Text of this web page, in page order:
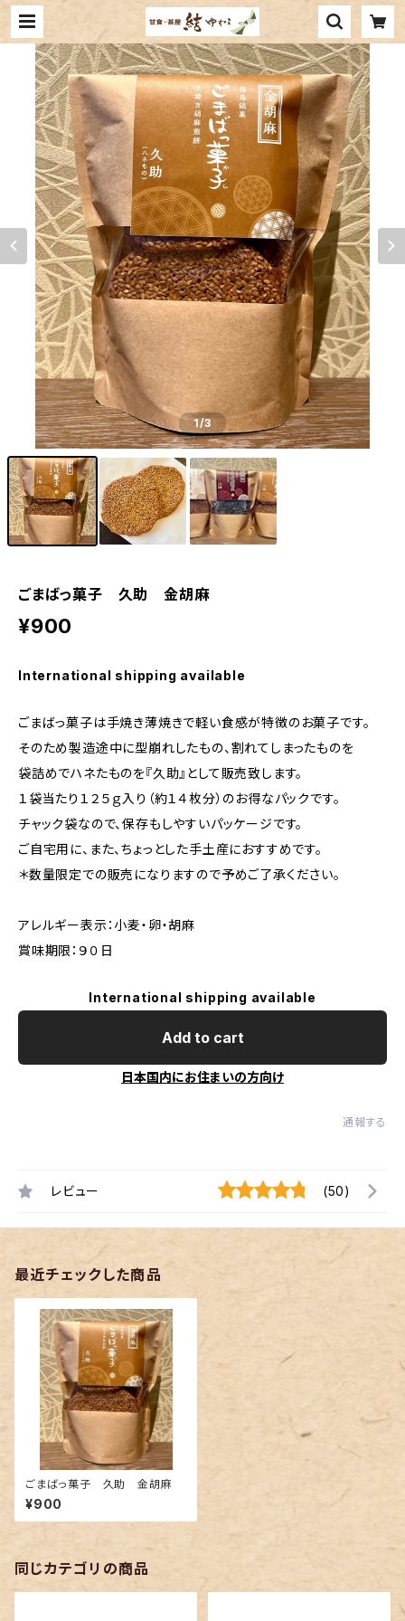
1/3
ごまばっ菓子 久助 金胡麻
¥900
International shipping available
ごまばっ菓子は手焼き薄焼きで軽い食感が特徴のお菓子です。
そのため製造途中に型崩れしたもの、割れてしまったものを
袋詰めでハネたものを『久助』として販売致します。
１袋当たり１２５ｇ入り（約１４枚分）のお得なパックです。
チャック袋なので、保存もしやすいパッケージです。
ご自宅用に、また、ちょっとした手土産におすすめです。
＊数量限定での販売になりますので予めご了承ください。
アレルギー表示：小麦・卵・胡麻
賞味期限：９０日
International shipping available
Add to cart
日本国内にお住まいの方向け
通報する
レビュー (50)
最近チェックした商品
ごまばっ菓子 久助 金胡麻
¥900
同じカテゴリの商品